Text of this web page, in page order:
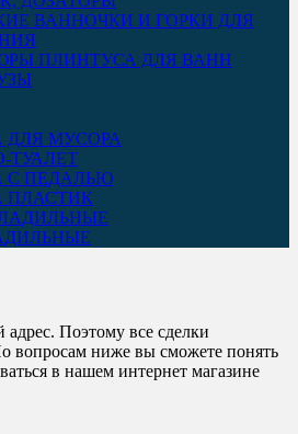
ВАННОЧКИ И ГОРКИ ДЛЯ
ПЛИНТУСА ДЛЯ ВАНН
ДЛЯ МУСОРА
ТУАЛЕТ
С ПЕДАЛЬЮ
ПЛАСТИК
Поэтому все сделки
вопросам ниже вы сможете понять
в нашем интернет магазине